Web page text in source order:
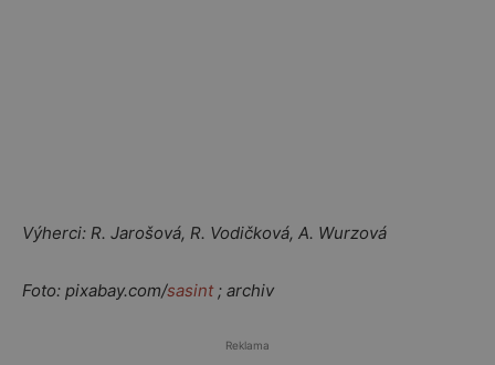
Výherci: R. Jarošová, R. Vodičková, A. Wurzová
Foto: pixabay.com/sasint ; archiv
Reklama